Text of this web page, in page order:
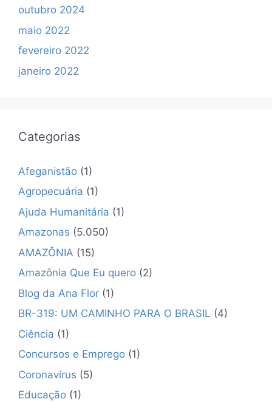
outubro 2024
maio 2022
fevereiro 2022
janeiro 2022
Categorias
Afeganistão (1)
Agropecuária (1)
Ajuda Humanitária (1)
Amazonas (5.050)
AMAZÔNIA (15)
Amazônia Que Eu quero (2)
Blog da Ana Flor (1)
BR-319: UM CAMINHO PARA O BRASIL (4)
Ciência (1)
Concursos e Emprego (1)
Coronavírus (5)
Educação (1)